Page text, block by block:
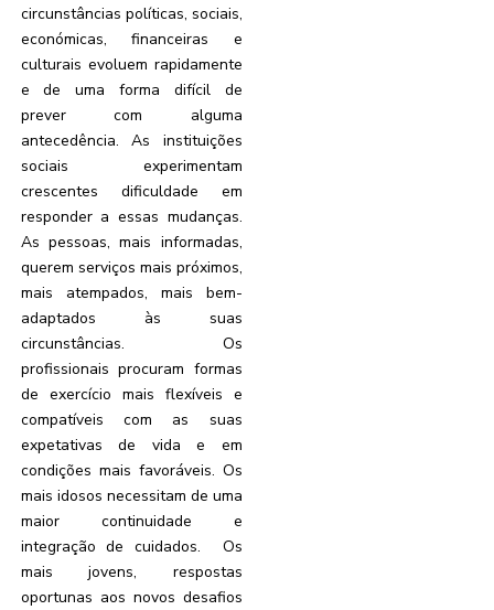
circunstâncias políticas, sociais,
económicas, financeiras e
culturais evoluem rapidamente
e de uma forma difícil de
prever com alguma
antecedência. As instituições
sociais experimentam
crescentes dificuldade em
responder a essas mudanças.
As pessoas, mais informadas,
querem serviços mais próximos,
mais atempados, mais bem-
adaptados às suas
circunstâncias. Os
profissionais procuram formas
de exercício mais flexíveis e
compatíveis com as suas
expetativas de vida e em
condições mais favoráveis. Os
mais idosos necessitam de uma
maior continuidade e
integração de cuidados. Os
mais jovens, respostas
oportunas aos novos desafios